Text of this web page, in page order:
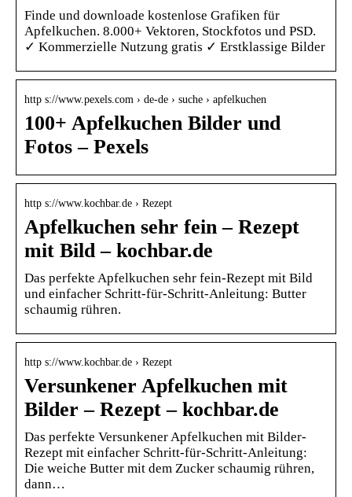
Finde und downloade kostenlose Grafiken für
Apfelkuchen. 8.000+ Vektoren, Stockfotos und PSD.
✓ Kommerzielle Nutzung gratis ✓ Erstklassige Bilder
http s://www.pexels.com › de-de › suche › apfelkuchen
100+ Apfelkuchen Bilder und
Fotos – Pexels
http s://www.kochbar.de › Rezept
Apfelkuchen sehr fein – Rezept
mit Bild – kochbar.de
Das perfekte Apfelkuchen sehr fein-Rezept mit Bild
und einfacher Schritt-für-Schritt-Anleitung: Butter
schaumig rühren.
http s://www.kochbar.de › Rezept
Versunkener Apfelkuchen mit
Bilder – Rezept – kochbar.de
Das perfekte Versunkener Apfelkuchen mit Bilder-
Rezept mit einfacher Schritt-für-Schritt-Anleitung:
Die weiche Butter mit dem Zucker schaumig rühren,
dann…